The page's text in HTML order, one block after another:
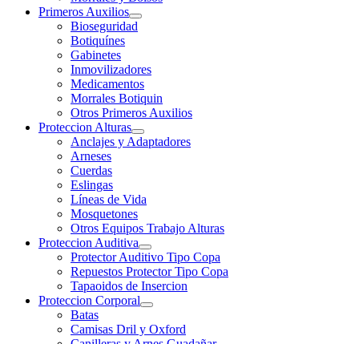
Primeros Auxilios
Bioseguridad
Botiquínes
Gabinetes
Inmovilizadores
Medicamentos
Morrales Botiquin
Otros Primeros Auxilios
Proteccion Alturas
Anclajes y Adaptadores
Arneses
Cuerdas
Eslingas
Líneas de Vida
Mosquetones
Otros Equipos Trabajo Alturas
Proteccion Auditiva
Protector Auditivo Tipo Copa
Repuestos Protector Tipo Copa
Tapaoidos de Insercion
Proteccion Corporal
Batas
Camisas Dril y Oxford